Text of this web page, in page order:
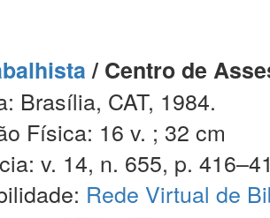
/ Centro de
Brasília, CAT, 1984.
Física: 16 v. ; 32 cm
v. 14, n. 655, p.
Rede Virtual de